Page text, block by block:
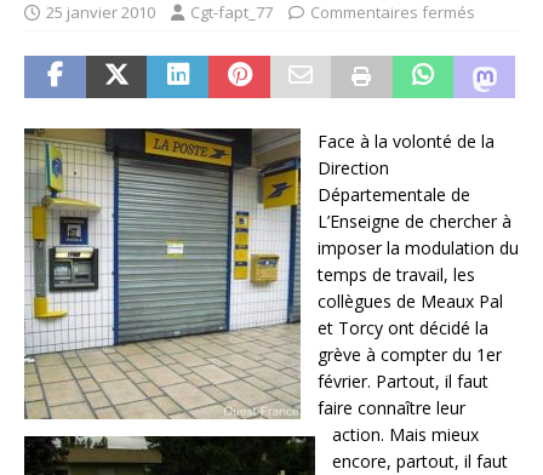
25 janvier 2010 Cgt-fapt_77 Commentaires fermés
Face à la volonté de la
Direction
Départementale de
L’Enseigne de chercher à
imposer la modulation du
temps de travail, les
collègues de Meaux Pal
et Torcy ont décidé la
grève à compter du 1er
février. Partout, il faut
faire connaître leur
action. Mais mieux
encore, partout, il faut